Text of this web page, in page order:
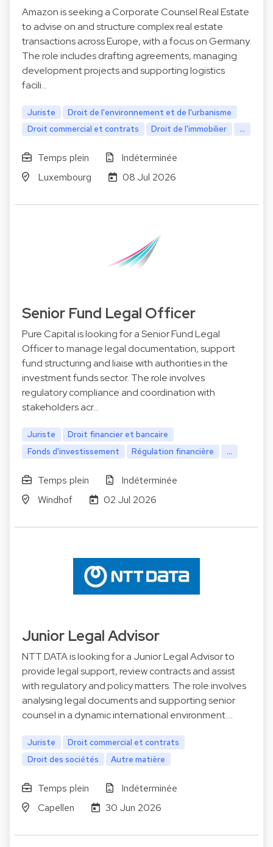
Amazon is seeking a Corporate Counsel Real Estate
to advise on and structure complex real estate
transactions across Europe, with a focus on Germany.
The role includes drafting agreements, managing
development projects and supporting logistics
facili…
Juriste
Droit de l'environnement et de l'urbanisme
Droit commercial et contrats
Droit de l'immobilier ...
Temps plein
Indéterminée
Luxembourg
08 Jul 2026
Senior Fund Legal Officer
Pure Capital is looking for a Senior Fund Legal
Officer to manage legal documentation, support
fund structuring and liaise with authorities in the
investment funds sector. The role involves
regulatory compliance and coordination with
stakeholders acr…
Juriste
Droit financier et bancaire
Fonds d'investissement
Régulation financière ...
Temps plein
Indéterminée
Windhof
02 Jul 2026
Junior Legal Advisor
NTT DATA is looking for a Junior Legal Advisor to
provide legal support, review contracts and assist
with regulatory and policy matters. The role involves
analysing legal documents and supporting senior
counsel in a dynamic international environment.…
Juriste
Droit commercial et contrats
Droit des sociétés
Autre matière
Temps plein
Indéterminée
Capellen
30 Jun 2026